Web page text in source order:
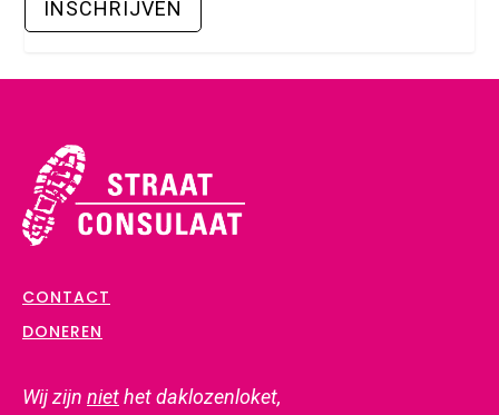
CONTACT
DONEREN
Wij zijn niethet daklozenloket,